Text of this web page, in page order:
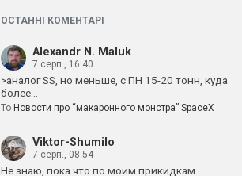
ОСТАННІ КОМЕНТАРІ
Alexandr N. Maluk
7 серп., 16:40
>аналог SS, но меньше, с ПН 15-20 тонн, куда
более…
To Новости про “макаронного монстра” SpaceX
Viktor-Shumilo
7 серп., 08:54
Не знаю, пока что по моим прикидкам